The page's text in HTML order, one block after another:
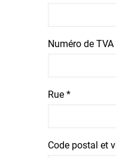
Numéro de TVA
Rue *
Code postal et